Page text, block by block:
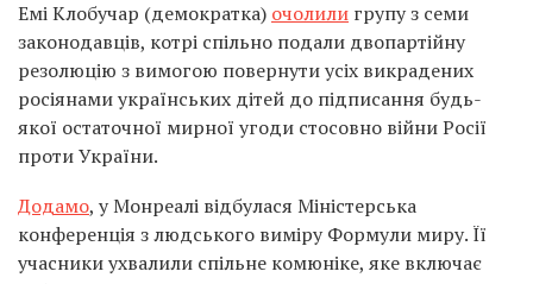
Емі Клобучар (демократка) очолили групу з семи
законодавців, котрі спільно подали двопартійну
резолюцію з вимогою повернути усіх викрадених
росіянами українських дітей до підписання будь-
якої остаточної мирної угоди стосовно війни Росії
проти України.
Додамо, у Монреалі відбулася Міністерська
конференція з людського виміру Формули миру. Її
учасники ухвалили спільне комюніке, яке включає